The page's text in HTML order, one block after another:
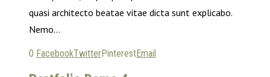
quasi architecto beatae vitae dicta sunt explicabo.
Nemo…
0 FacebookTwitterPinterestEmail